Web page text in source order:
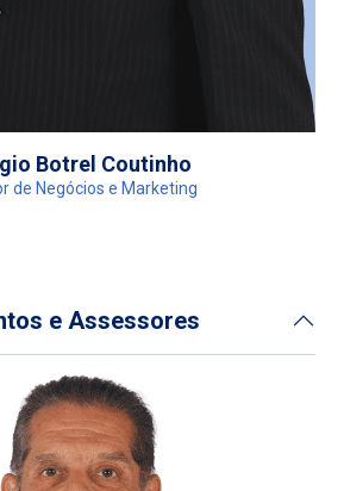
Botrel Coutinho
de Negócios e Marketing
e Assessores